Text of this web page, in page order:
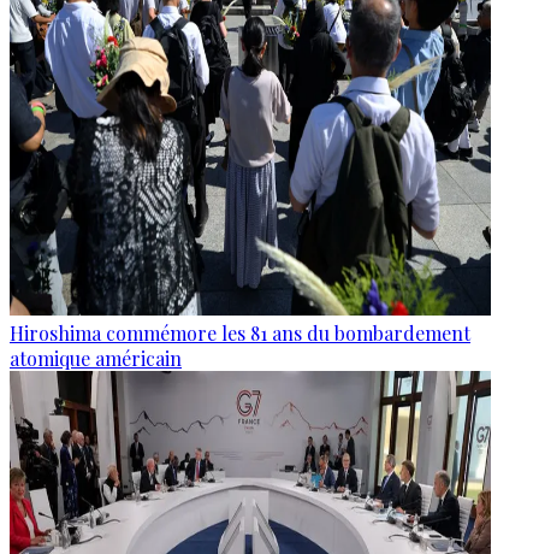
Hiroshima commémore les 81 ans du bombardement
atomique américain